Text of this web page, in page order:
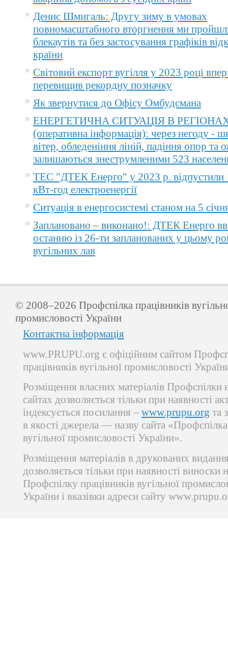
Денис Шмигаль: Другу зиму в умовах
повномасштабного вторгнення ми
блекаутів та без застосування графіків
країни
Світовий експорт вугілля у 2023 році
перевищив рекордну позначку
Як звернутися до Офісу Омбудсмана
ЕНЕРГЕТИЧНА СИТУАЦІЯ В
(оперативна інформація): через негоду -
вітер, обледеніння ліній, падіння опор та
залишаються знеструмленими 523
ТЕС "ДТЕК Енерго" у 2023 р. відпустили
кВт-год електроенергії
Ситуація в енергосистемі станом на 5
Заплановано – виконано!: ДТЕК Енерго
останню із 26-ти запланованих у цьому
вугільних лав
© 2008–2026 Профспілка працівників
промисловості України
Контактна інформація
www.PRUPU.org є офіційним сайтом
працівників вугільної промисловості
Розміщення власних матеріалів Профспілки
сайтах дозволяється тільки при наявності
індексується посилання – www.prupu.org та
в якості джерела — назву сайта «Профспілка
вугільної промисловості України».
Розміщення матеріалів в друкованих
дозволяється тільки при наявності виноски
Профспілку працівників вугільної
України і вказівки адреси сайту